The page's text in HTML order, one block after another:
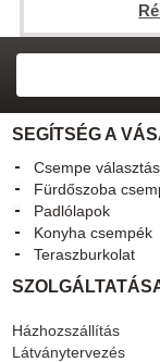
SEGÍTSÉG A
Csempe választás
Fürdőszoba
Padlólapok
Konyha csempék
Teraszburkolat
Házhozszállítás
Látványtervezés